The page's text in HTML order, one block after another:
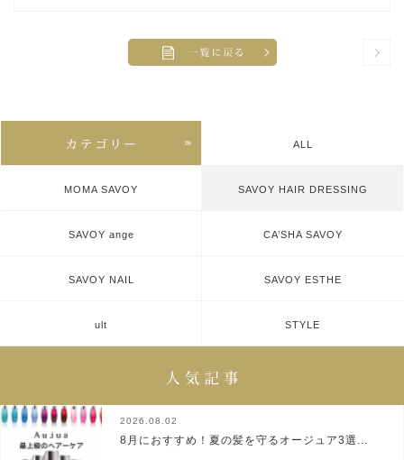
ALL
MOMA SAVOY SAVOY HAIR DRESSING
SAVOY ange CA’SHA SAVOY
SAVOY NAIL SAVOY ESTHE
ult STYLE
2026.08.02
8月におすすめ！夏の髪を守るオージュア3選...